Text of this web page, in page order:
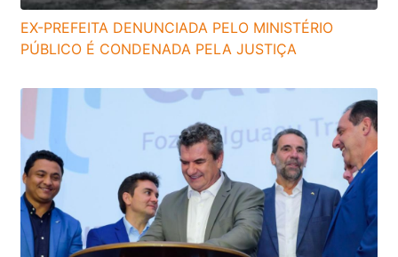
EX-PREFEITA DENUNCIADA PELO MINISTÉRIO
PÚBLICO É CONDENADA PELA JUSTIÇA